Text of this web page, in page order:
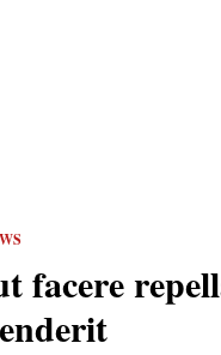
facere